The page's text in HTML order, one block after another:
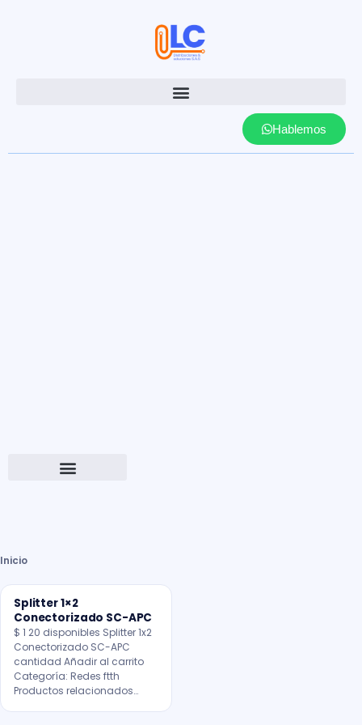
Hablemos
Inicio
Splitter 1×2
Conectorizado SC-APC
$ 1 20 disponibles Splitter 1x2
Conectorizado SC-APC
cantidad Añadir al carrito
Categoría: Redes ftth
Productos relacionados…